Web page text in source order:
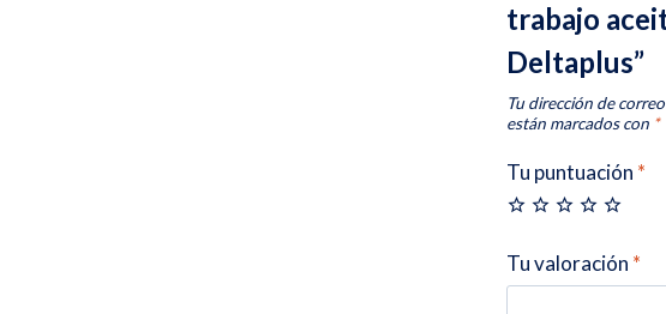
trabajo
Deltaplus”
Tu dirección de
están marcados con *
Tu puntuación *
Tu valoración *